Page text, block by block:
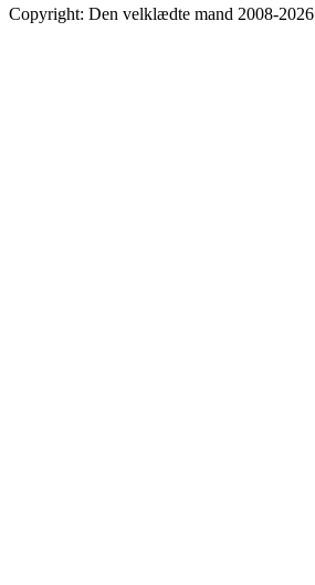
Copyright: Den velklædte mand 2008-2026